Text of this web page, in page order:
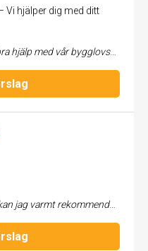
Vi hjälper dig med ditt
tag i när vi hade frågor. Vi fick igenom vårt bygglov väldigt snabbt och smidigt! Kan absolut rekommendera bygglovshjälpen!
och ordentligt, och det märks att de lägger stor vikt vid detaljer. Resultatet blev estetiskt tilltalande och professionellt utfört – precis som vi önskade. Vi kan varmt rekommendera AY Renovations till alla som söker ett pålitligt och skickligt team.